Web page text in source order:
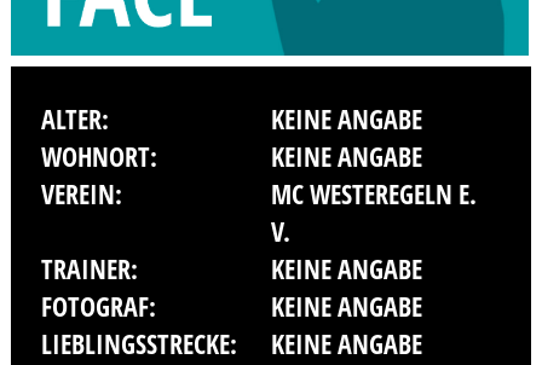
ALTER:
KEINE ANGABE
WOHNORT:
KEINE ANGABE
VEREIN:
MC WESTEREGELN E.
V.
TRAINER:
KEINE ANGABE
FOTOGRAF:
KEINE ANGABE
LIEBLINGSSTRECKE:
KEINE ANGABE